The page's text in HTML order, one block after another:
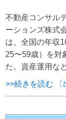
不動産コンサル
ーションズ株式
は、全国の年収
25〜59歳）を対
た。資産運用な
>>続きを読む 〔